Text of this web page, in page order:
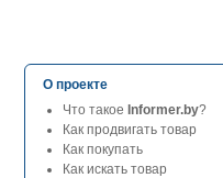
О проекте
Что такое Informer.by?
Как продвигать товар
Как покупать
Как искать товар